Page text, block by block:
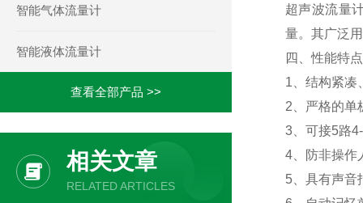
智能气体流量计
智能液体流量计
查看全部产品 >>
相关文章
RELATED ARTICLES
超声波流量
量。其广泛
四、性能特
1、结构紧凑
2、严格的单
3、可接5路
4、防非操作
5、具有声音